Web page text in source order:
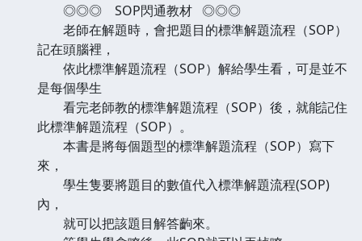
◎◎◎ SOP閃通教材 ◎◎◎
老師在解題時，會把題目的標準解題流程（SOP）
記在頭腦裡，
依此標準解題流程（SOP）解給學生看，可是並不
是每個學生
看完老師教的標準解題流程（SOP）後，就能記住
此標準解題流程（SOP）。
本書是將每個題型的標準解題流程（SOP）寫下
來，
學生隻要將題目的數值代入標準解題流程(SOP)
內，
就可以把該題目解答齣來。